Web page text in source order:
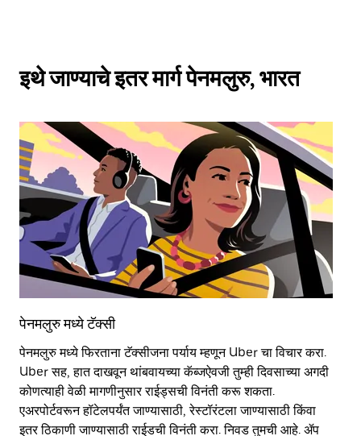
इथे जाण्याचे इतर मार्ग पेनमलुरु, भारत
पेनमलुरु मध्ये टॅक्सी
पेनमलुरु मध्ये फिरताना टॅक्सीजना पर्याय म्हणून Uber चा विचार करा.
Uber सह, हात दाखवून थांबवायच्या कॅब्जऐवजी तुम्ही दिवसाच्या अगदी
कोणत्याही वेळी मागणीनुसार राईड्सची विनंती करू शकता.
एअरपोर्टवरून हॉटेलपर्यंत जाण्यासाठी, रेस्टॉरंटला जाण्यासाठी किंवा
इतर‍ ठिकाणी जाण्यासाठी राईडची विनंती करा. निवड तुमची आहे. ॲप